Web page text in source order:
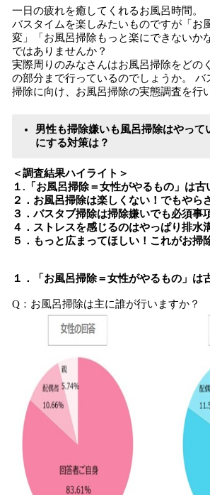
一日の疲れを癒してくれるお風呂時間。
バスタイムを楽しみたいものですが「お
変」「お風呂掃除もっと楽にできないか
ではありませんか？
実際周りのみなさんはお風呂掃除をどの
の部分まで行っているのでしょうか。 バ
掃除に向け、お風呂掃除の実態調査を行
男性も掃除嫌いも風呂掃除はやって
にする対策は？
＜調査結果ハイライト＞
１.「お風呂掃除＝女性がやるもの」は古
２．お風呂掃除は楽しくない！でもやら
３．バスタブ掃除は掃除嫌いでも必須事
４．ストレスを感じるのはやっぱり排水
５．もっと広まってほしい！これがお掃
１．「お風呂掃除＝女性がやるもの」は
Q：お風呂掃除は主に誰が行いますか？